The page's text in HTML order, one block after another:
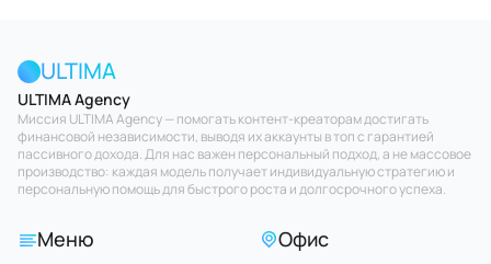
ULTIMA
ULTIMA Agency
Миссия ULTIMA Agency — помогать контент-креаторам достигать
финансовой независимости, выводя их аккаунты в топ с гарантией
пассивного дохода. Для нас важен персональный подход, а не массовое
производство: каждая модель получает индивидуальную стратегию и
персональную помощь для быстрого роста и долгосрочного успеха.
Меню Офис